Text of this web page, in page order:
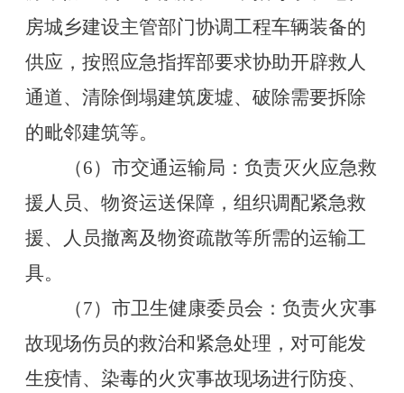
房城乡建设主管部门协调工程车辆装备的
供应，按照应急指挥部要求协助开辟救人
通道、清除倒塌建筑废墟、破除需要拆除
的毗邻建筑等。
（6）市交通运输局：负责灭火应急救
援人员、物资运送保障，组织调配紧急救
援、人员撤离及物资疏散等所需的运输工
具。
（7）市卫生健康委员会：负责火灾事
故现场伤员的救治和紧急处理，对可能发
生疫情、染毒的火灾事故现场进行防疫、